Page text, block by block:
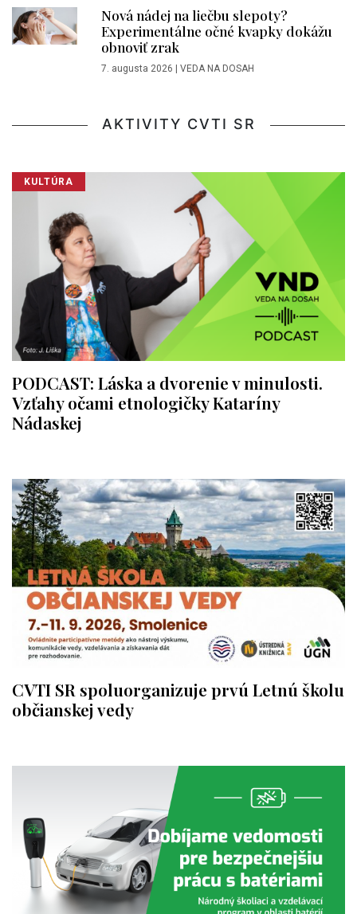
Nová nádej na liečbu slepoty?
Experimentálne očné kvapky dokážu
obnoviť zrak
7. augusta 2026 VEDA NA DOSAH
AKTIVITY CVTI SR
KULTÚRA
PODCAST: Láska a dvorenie v minulosti.
Vzťahy očami etnologičky Kataríny
Nádaskej
CVTI SR spoluorganizuje prvú Letnú školu
občianskej vedy